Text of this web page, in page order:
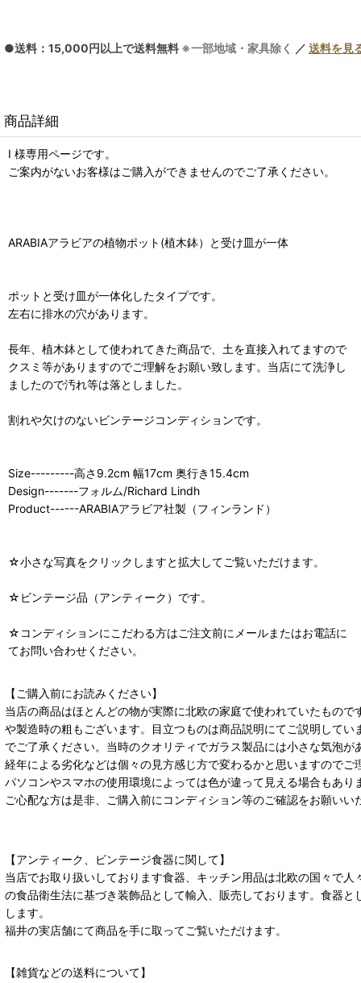
●送料：15,000円以上で送料無料 ※一部地域・家具除く ／ 送料を見
商品詳細
I 様専用ページです。
ご案内がないお客様はご購入ができませんのでご了承ください。
ARABIAアラビアの植物ポット(植木鉢）と受け皿が一体
ポットと受け皿が一体化したタイプです。
左右に排水の穴があります。
長年、植木鉢として使われてきた商品で、土を直接入れてますので
クスミ等がありますのでご理解をお願い致します。当店にて洗浄し
ましたので汚れ等は落としました。
割れや欠けのないビンテージコンディションです。
Size---------高さ9.2cm 幅17cm 奥行き15.4cm
Design-------フォルム/Richard Lindh
Product------ARABIAアラビア社製（フィンランド）
☆小さな写真をクリックしますと拡大してご覧いただけます。
☆ビンテージ品（アンティーク）です。
☆コンディションにこだわる方はご注文前にメールまたはお電話に
てお問い合わせください。
【ご購入前にお読みください】
当店の商品はほとんどの物が実際に北欧の家庭で使われていたもの
や製造時の粗もございます。目立つものは商品説明にてご説明して
でご了承ください。当時のクオリティでガラス製品には小さな気泡が
経年による劣化などは個々の見方感じ方で変わるかと思いますのでご
パソコンやスマホの使用環境によっては色が違って見える場合もあ
ご心配な方は是非、ご購入前にコンディション等のご確認をお願い
【アンティーク、ビンテージ食器に関して】
当店でお取り扱いしております食器、キッチン用品は北欧の国々で
の食品衛生法に基づき装飾品として輸入、販売しております。食器
します。
福井の実店舗にて商品を手に取ってご覧いただけます。
【雑貨などの送料について】